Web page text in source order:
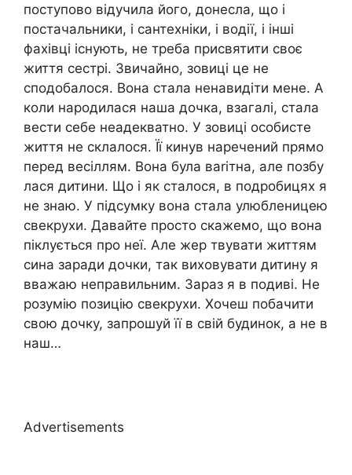
поступово відучила його, донесла, що і
постачальники, і сантехніки, і водії, і інші
фахівці існують, не треба присвятити своє
життя сестрі. Звичайно, зовиці це не
сподобалося. Вона стала ненавидіти мене. А
коли народилася наша дочка, взагалі, стала
вести себе неадекватно. У зовиці особисте
життя не склалося. Її кинув наречений прямо
перед весіллям. Вона була ваrітна, але позбу
лася дитини. Що і як сталося, в подробицях я
не знаю. У підсумку вона стала улюбленицею
свекрухи. Давайте просто скажемо, що вона
піклується про неї. Але жер твувати життям
сина заради дочки, так виховувати дитину я
вважаю неправильним. Зараз я в подиві. Не
розумію позицію свекрухи. Хочеш побачити
свою дочку, запрошуй її в свій будинок, а не в
наш…
Advertisements